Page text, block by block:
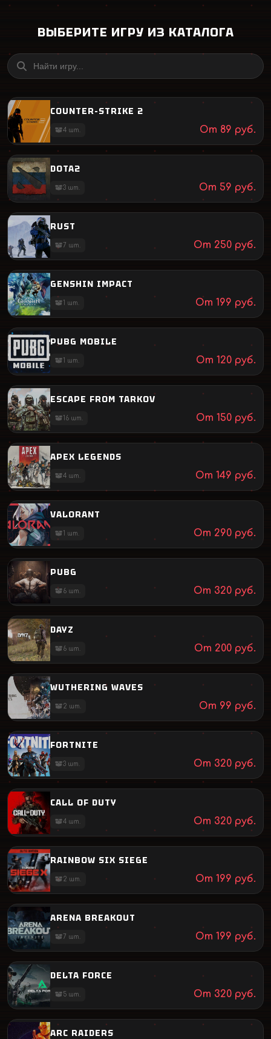
ВЫБЕРИТЕ ИГРУ ИЗ КАТАЛОГА
COUNTER-STRIKE 2
4 шт. От 89 руб.
DOTA2
3 шт. От 59 руб.
RUST
7 шт. От 250 руб.
GENSHIN IMPACT
1 шт. От 199 руб.
PUBG MOBILE
1 шт. От 120 руб.
ESCAPE FROM TARKOV
16 шт. От 150 руб.
APEX LEGENDS
4 шт. От 149 руб.
VALORANT
1 шт. От 290 руб.
PUBG
6 шт. От 320 руб.
DAYZ
6 шт. От 200 руб.
WUTHERING WAVES
2 шт. От 99 руб.
FORTNITE
3 шт. От 320 руб.
CALL OF DUTY
4 шт. От 320 руб.
RAINBOW SIX SIEGE
2 шт. От 199 руб.
ARENA BREAKOUT
7 шт. От 199 руб.
DELTA FORCE
5 шт. От 320 руб.
ARC RAIDERS